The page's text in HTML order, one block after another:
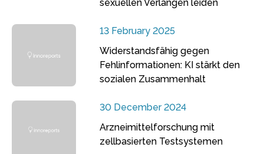
sexuellen Verlangen leiden
13 February 2025
Widerstandsfähig gegen
Fehlinformationen: KI stärkt den
sozialen Zusammenhalt
30 December 2024
Arzneimittelforschung mit
zellbasierten Testsystemen